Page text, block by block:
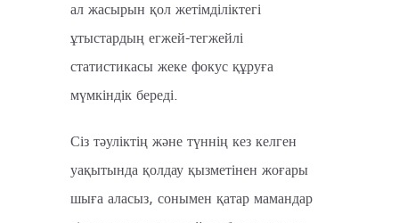
ал жасырын қол жетімділіктегі
ұтыстардың егжей-тегжейлі
статистикасы жеке фокус құруға
мүмкіндік береді.
Сіз тәуліктің және түннің кез келген
уақытында қолдау қызметінен жоғары
шыға аласыз, сонымен қатар мамандар